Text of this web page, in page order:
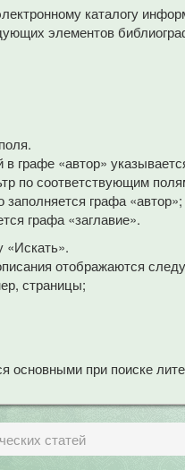
каталогу
элементов
графе «автор»
по соответствующим
графа
графа «заглавие».
«Искать».
отображаются
страницы;
основными при поиске
статей